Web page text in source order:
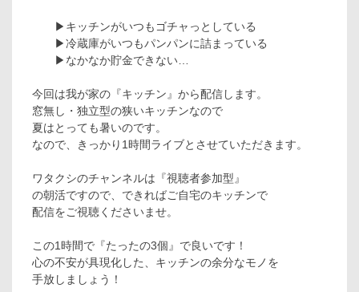
▶︎キッチンがいつもゴチャっとしている
▶︎冷蔵庫がいつもパンパンに詰まっている
▶︎なかなか貯金できない…
今回は我が家の『キッチン』から配信します。
窓無し・独立型の狭いキッチンなので
夏はとっても暑いのです。
なので、きっかり1時間ライブとさせていただきます。
ワタクシのチャンネルは『視聴者参加型』
の朝活ですので、できればご自宅のキッチンで
配信をご視聴くださいませ。
この1時間で『たったの3個』で良いです！
心の不安が具現化した、キッチンの余分なモノを
手放しましょう！